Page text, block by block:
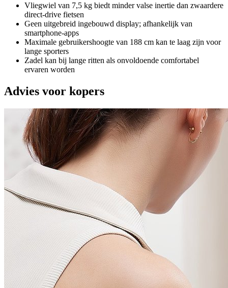
Vliegwiel van 7,5 kg biedt minder valse inertie dan zwaardere
direct-drive fietsen
Geen uitgebreid ingebouwd display; afhankelijk van
smartphone-apps
Maximale gebruikershoogte van 188 cm kan te laag zijn voor
lange sporters
Zadel kan bij lange ritten als onvoldoende comfortabel
ervaren worden
Advies voor kopers